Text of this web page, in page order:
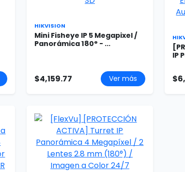
HIKVISION
Mini Fisheye IP 5 Megapixel /
Panorámica 180° - ...
$4,159.77 Ver más
IP